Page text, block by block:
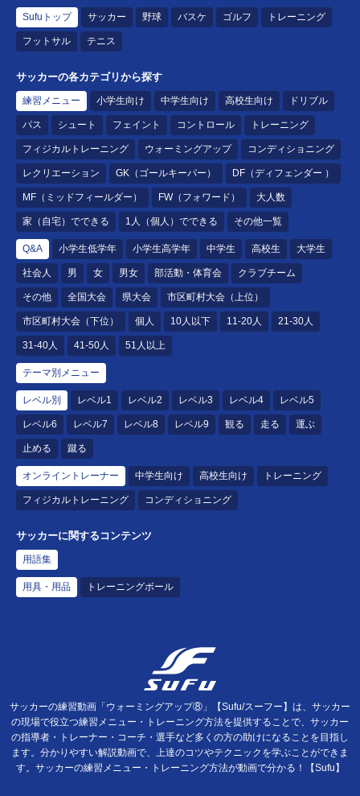
Sufuトップ サッカー 野球 バスケ ゴルフ トレーニング
フットサル テニス
サッカーの各カテゴリから探す
練習メニュー 小学生向け 中学生向け 高校生向け ドリブル
パス シュート フェイント コントロール トレーニング
フィジカルトレーニング ウォーミングアップ コンディショニング
レクリエーション GK（ゴールキーパー） DF（ディフェンダー ）
MF（ミッドフィールダー） FW（フォワード） 大人数
家（自宅）でできる 1人（個人）でできる その他一覧
Q&A 小学生低学年 小学生高学年 中学生 高校生 大学生
社会人 男 女 男女 部活動・体育会 クラブチーム
その他 全国大会 県大会 市区町村大会（上位）
市区町村大会（下位） 個人 10人以下 11-20人 21-30人
31-40人 41-50人 51人以上
テーマ別メニュー
レベル別 レベル1 レベル2 レベル3 レベル4 レベル5
レベル6 レベル7 レベル8 レベル9 観る 走る 運ぶ
止める 蹴る
オンライントレーナー 中学生向け 高校生向け トレーニング
フィジカルトレーニング コンディショニング
サッカーに関するコンテンツ
用語集
用具・用品 トレーニングボール
サッカーの練習動画「ウォーミングアップ⑧」【Sufu/スーフー】は、サッカー
の現場で役立つ練習メニュー・トレーニング方法を提供することで、サッカー
の指導者・トレーナー・コーチ・選手など多くの方の助けになることを目指し
ます。分かりやすい解説動画で、上達のコツやテクニックを学ぶことができま
す。サッカーの練習メニュー・トレーニング方法が動画で分かる！【Sufu】